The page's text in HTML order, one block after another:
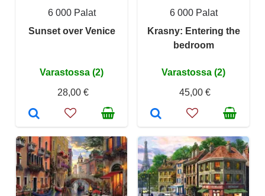
6 000 Palat
Sunset over Venice
Varastossa (2)
28,00 €
6 000 Palat
Krasny: Entering the
bedroom
Varastossa (2)
45,00 €